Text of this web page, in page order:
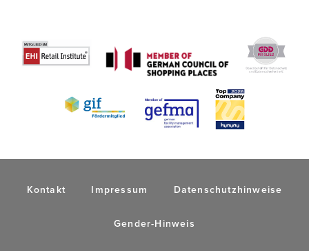
Kontakt Impressum Datenschutzhinweise
Gender-Hinweis